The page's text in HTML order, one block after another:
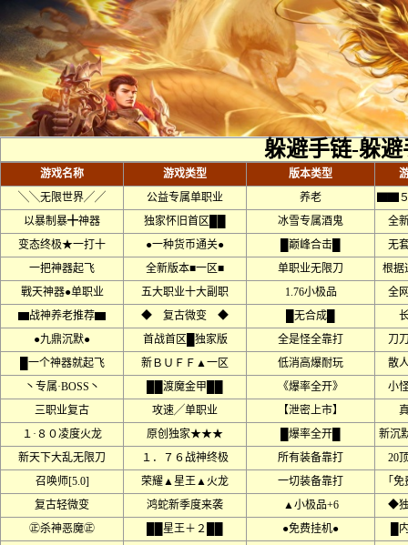
躲避手链-躲
游戏名称 游戏类型 版本类型
╲╲无限世界╱╱
公益专属单职业 养老
▇▇
以暴制暴╋神器
独家怀旧首区██ 冰雪专属酒鬼
全
变态终极★一打十
●一种货币通关● █巅峰合击█
无
一把神器起飞
全新版本■一区■ 单职业无限刀
根据
戰天神器●单职业
五大职业十大副职 1.76小极品
全
▆战神养老推荐▆
◆ 复古微变 ◆ █无合成█
●九鼎沉默●
首战首区█独家版 全是怪全靠打
刀
█一个神器就起飞
新ＢＵＦＦ▲一区 低消高爆耐玩
散
丶专属·BOSS丶
██渡魔金甲██ 《爆率全开》
小
三职业复古
攻速╱单职业 【泄密上市】
１·８０凌度火龙
原创独家★★★ █爆率全开█
新沉
新天下大乱无限刀
１．７６战神终极 所有装备靠打
20
召唤师[5.0]
荣耀▲星王▲火龙 一切装备靠打
「
复古轻微变
鸿蛇新季度来袭 ▲小极品+6
◆
㊣杀神恶魔㊣
██星王＋２██ ●免费挂机●
█